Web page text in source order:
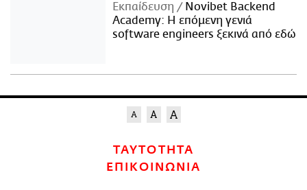
Εκπαίδευση
Novibet Backend
Academy: Η επόμενη γενιά
software engineers ξεκινά από εδώ
ΤΑΥΤΟΤΗΤΑ
ΕΠΙΚΟΙΝΩΝΙΑ